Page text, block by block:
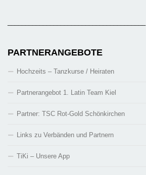
PARTNERANGEBOTE
Hochzeits – Tanzkurse / Heiraten
Partnerangebot 1. Latin Team Kiel
Partner: TSC Rot-Gold Schönkirchen
Links zu Verbänden und Partnern
TiKi – Unsere App